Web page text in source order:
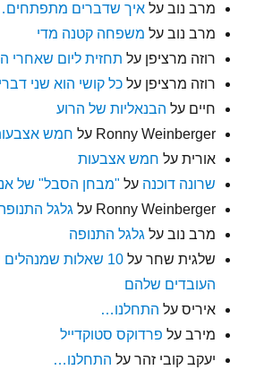
מרב נוב עלאיך שדברים
מרב נוב על משפחה קטנה מדי
רוזה מרציפן על תחזית ליום שאחרי
רוזה מרציפן עלכל קושי הוא שני
חיים על הבנאליות של הרוע
Ronny Weinberger על חמש
אורית על חמש אצבעות
שרונה דוכנה על "מבחן הסבל" של
Ronny Weinberger על גלגל
מרב נוב על גלגל התנופה
שלגית שחר על
10 שאלות
העובדים שלהם
איריס על התחלנו…
מירב על פרדוקס סטוקדייל
יעקב קובי זהר על התחלנו…